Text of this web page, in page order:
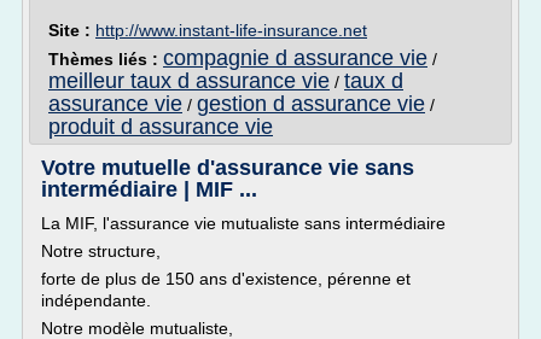
Site : http://www.instant-life-insurance.net
Thèmes liés : compagnie d assurance vie /
meilleur taux d assurance vie / taux d
assurance vie / gestion d assurance vie /
produit d assurance vie
Votre mutuelle d'assurance vie sans
intermédiaire | MIF ...
La MIF, l'assurance vie mutualiste sans intermédiaire
Notre structure,
forte de plus de 150 ans d'existence, pérenne et
indépendante.
Notre modèle mutualiste,